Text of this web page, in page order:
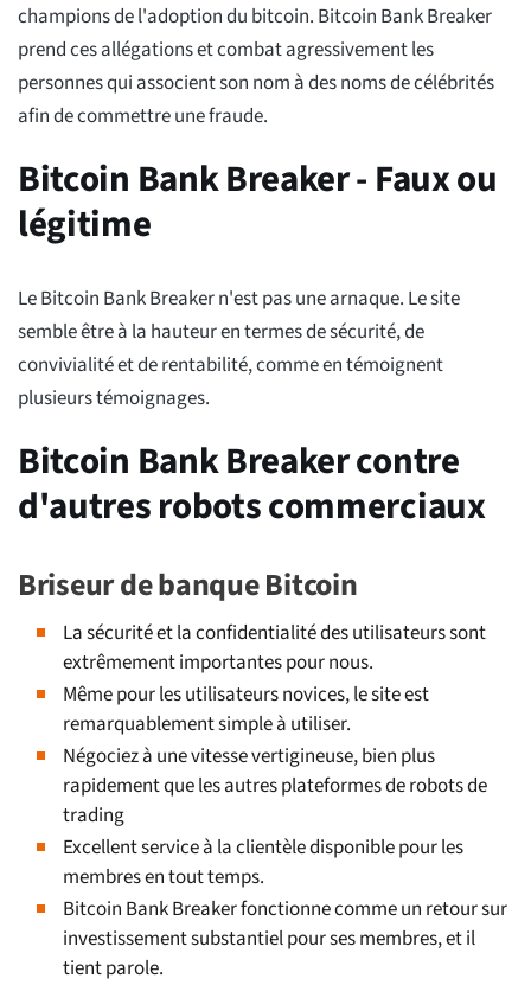
champions de l'adoption du bitcoin. Bitcoin Bank Breaker
prend ces allégations et combat agressivement les
personnes qui associent son nom à des noms de célébrités
afin de commettre une fraude.
Bitcoin Bank Breaker - Faux ou
légitime
Le Bitcoin Bank Breaker n'est pas une arnaque. Le site
semble être à la hauteur en termes de sécurité, de
convivialité et de rentabilité, comme en témoignent
plusieurs témoignages.
Bitcoin Bank Breaker contre
d'autres robots commerciaux
Briseur de banque Bitcoin
La sécurité et la confidentialité des utilisateurs sont
extrêmement importantes pour nous.
Même pour les utilisateurs novices, le site est
remarquablement simple à utiliser.
Négociez à une vitesse vertigineuse, bien plus
rapidement que les autres plateformes de robots de
trading
Excellent service à la clientèle disponible pour les
membres en tout temps.
Bitcoin Bank Breaker fonctionne comme un retour sur
investissement substantiel pour ses membres, et il
tient parole.